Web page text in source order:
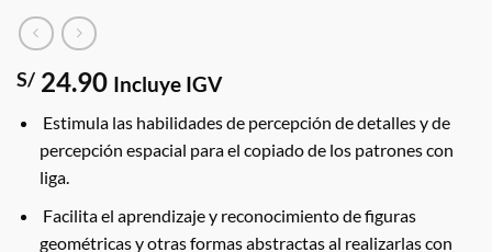
S/ 24.90 Incluye IGV
Estimula las habilidades de percepción de detalles y de
percepción espacial para el copiado de los patrones con
liga.
Facilita el aprendizaje y reconocimiento de figuras
geométricas y otras formas abstractas al realizarlas con